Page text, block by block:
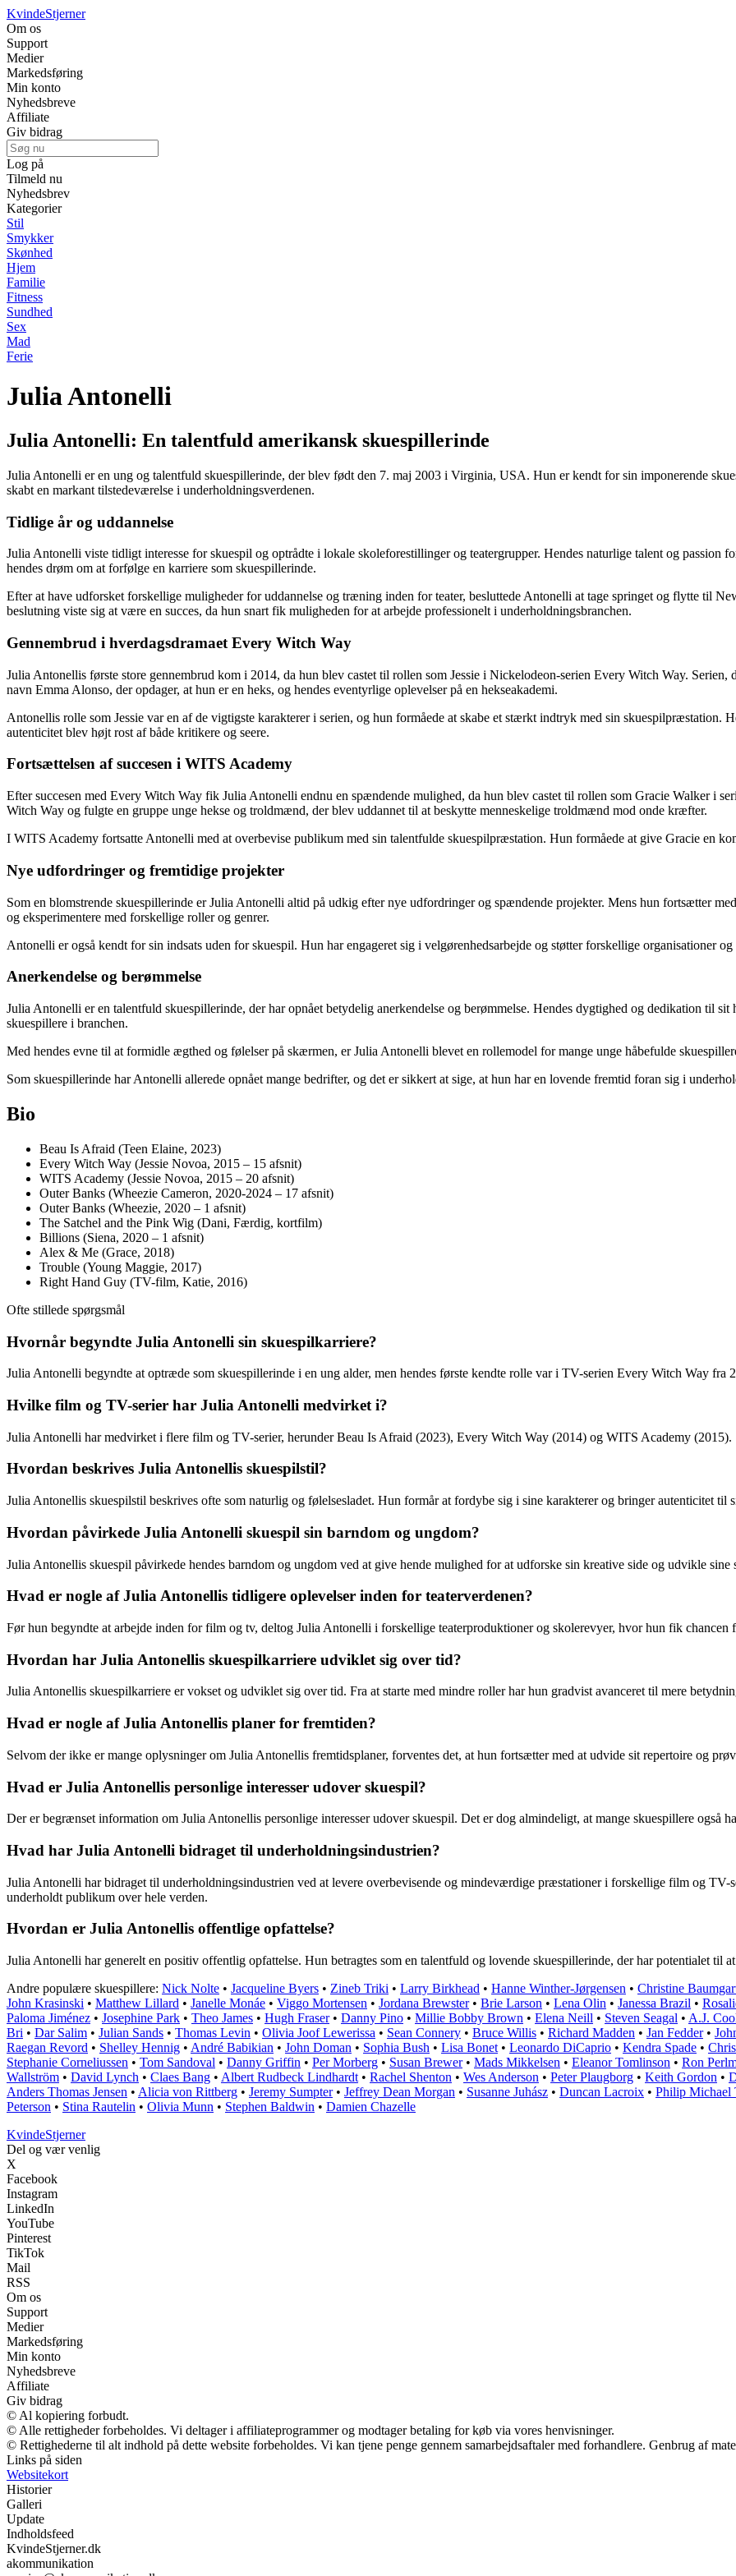
KvindeStjerner
Om os
Support
Medier
Markedsføring
Min konto
Nyhedsbreve
Affiliate
Giv bidrag
Log på
Tilmeld nu
Nyhedsbrev
Kategorier
Stil
Smykker
Skønhed
Hjem
Familie
Fitness
Sundhed
Sex
Mad
Ferie
Julia Antonelli
Julia Antonelli: En talentfuld amerikansk skuespillerinde
Julia Antonelli er en ung og talentfuld skuespillerinde, der blev født den 7. maj 2003 i Virginia, USA. Hun er kendt for sin imponerende
skabt en markant tilstedeværelse i underholdningsverdenen.
Tidlige år og uddannelse
Julia Antonelli viste tidligt interesse for skuespil og optrådte i lokale skoleforestillinger og teatergrupper. Hendes naturlige talent og passion
hendes drøm om at forfølge en karriere som skuespillerinde.
Efter at have udforsket forskellige muligheder for uddannelse og træning inden for teater, besluttede Antonelli at tage springet og flytte til
beslutning viste sig at være en succes, da hun snart fik muligheden for at arbejde professionelt i underholdningsbranchen.
Gennembrud i hverdagsdramaet Every Witch Way
Julia Antonellis første store gennembrud kom i 2014, da hun blev castet til rollen som Jessie i Nickelodeon-serien Every Witch Way. Serien,
navn Emma Alonso, der opdager, at hun er en heks, og hendes eventyrlige oplevelser på en hekseakademi.
Antonellis rolle som Jessie var en af de vigtigste karakterer i serien, og hun formåede at skabe et stærkt indtryk med sin skuespilpræstation.
autenticitet blev højt rost af både kritikere og seere.
Fortsættelsen af succesen i WITS Academy
Efter succesen med Every Witch Way fik Julia Antonelli endnu en spændende mulighed, da hun blev castet til rollen som Gracie Walker i
Witch Way og fulgte en gruppe unge hekse og troldmænd, der blev uddannet til at beskytte menneskelige troldmænd mod onde kræfter.
I WITS Academy fortsatte Antonelli med at overbevise publikum med sin talentfulde skuespilpræstation. Hun formåede at give Gracie en
Nye udfordringer og fremtidige projekter
Som en blomstrende skuespillerinde er Julia Antonelli altid på udkig efter nye udfordringer og spændende projekter. Mens hun fortsætter
og eksperimentere med forskellige roller og genrer.
Antonelli er også kendt for sin indsats uden for skuespil. Hun har engageret sig i velgørenhedsarbejde og støtter forskellige organisationer
Anerkendelse og berømmelse
Julia Antonelli er en talentfuld skuespillerinde, der har opnået betydelig anerkendelse og berømmelse. Hendes dygtighed og dedikation til
skuespillere i branchen.
Med hendes evne til at formidle ægthed og følelser på skærmen, er Julia Antonelli blevet en rollemodel for mange unge håbefulde
Som skuespillerinde har Antonelli allerede opnået mange bedrifter, og det er sikkert at sige, at hun har en lovende fremtid foran sig i
Bio
Beau Is Afraid (Teen Elaine, 2023)
Every Witch Way (Jessie Novoa, 2015 – 15 afsnit)
WITS Academy (Jessie Novoa, 2015 – 20 afsnit)
Outer Banks (Wheezie Cameron, 2020-2024 – 17 afsnit)
Outer Banks (Wheezie, 2020 – 1 afsnit)
The Satchel and the Pink Wig (Dani, Færdig, kortfilm)
Billions (Siena, 2020 – 1 afsnit)
Alex & Me (Grace, 2018)
Trouble (Young Maggie, 2017)
Right Hand Guy (TV-film, Katie, 2016)
Ofte stillede spørgsmål
Hvornår begyndte Julia Antonelli sin skuespilkarriere?
Julia Antonelli begyndte at optræde som skuespillerinde i en ung alder, men hendes første kendte rolle var i TV-serien Every Witch Way fra
Hvilke film og TV-serier har Julia Antonelli medvirket i?
Julia Antonelli har medvirket i flere film og TV-serier, herunder Beau Is Afraid (2023), Every Witch Way (2014) og WITS Academy (2015).
Hvordan beskrives Julia Antonellis skuespilstil?
Julia Antonellis skuespilstil beskrives ofte som naturlig og følelsesladet. Hun formår at fordybe sig i sine karakterer og bringer autenticitet til
Hvordan påvirkede Julia Antonelli skuespil sin barndom og ungdom?
Julia Antonellis skuespil påvirkede hendes barndom og ungdom ved at give hende mulighed for at udforske sin kreative side og udvikle sine
Hvad er nogle af Julia Antonellis tidligere oplevelser inden for teaterverdenen?
Før hun begyndte at arbejde inden for film og tv, deltog Julia Antonelli i forskellige teaterproduktioner og skolerevyer, hvor hun fik chancen
Hvordan har Julia Antonellis skuespilkarriere udviklet sig over tid?
Julia Antonellis skuespilkarriere er vokset og udviklet sig over tid. Fra at starte med mindre roller har hun gradvist avanceret til mere
Hvad er nogle af Julia Antonellis planer for fremtiden?
Selvom der ikke er mange oplysninger om Julia Antonellis fremtidsplaner, forventes det, at hun fortsætter med at udvide sit repertoire og
Hvad er Julia Antonellis personlige interesser udover skuespil?
Der er begrænset information om Julia Antonellis personlige interesser udover skuespil. Det er dog almindeligt, at mange skuespillere også
Hvad har Julia Antonelli bidraget til underholdningsindustrien?
Julia Antonelli har bidraget til underholdningsindustrien ved at levere overbevisende og mindeværdige præstationer i forskellige film og TV-
underholdt publikum over hele verden.
Hvordan er Julia Antonellis offentlige opfattelse?
Julia Antonelli har generelt en positiv offentlig opfattelse. Hun betragtes som en talentfuld og lovende skuespillerinde, der har potentialet til
Andre populære skuespillere: Nick Nolte • Jacqueline Byers • Zineb Triki • Larry Birkhead • Hanne Winther-Jørgensen • Christine
John Krasinski • Matthew Lillard • Janelle Monáe • Viggo Mortensen • Jordana Brewster• Brie Larson • Lena Olin • Janessa Brazil •
Paloma Jiménez • Josephine Park • Theo James • Hugh Fraser• Danny Pino • Millie Bobby Brown • Elena Neill • Steven Seagal • A.J.
Bri • Dar Salim • Julian Sands • Thomas Levin • Olivia Joof Lewerissa • Sean Connery • Bruce Willis • Richard Madden • Jan Fedder•
Raegan Revord • Shelley Hennig • André Babikian • John Doman • Sophia Bush • Lisa Bonet • Leonardo DiCaprio • Kendra Spade •
Stephanie Corneliussen • Tom Sandoval • Danny Griffin • Per Morberg • Susan Brewer• Mads Mikkelsen • Eleanor Tomlinson • Ron
Wallström • David Lynch • Claes Bang • Albert Rudbeck Lindhardt • Rachel Shenton • Wes Anderson • Peter Plaugborg • Keith Gordon •
Anders Thomas Jensen • Alicia von Rittberg • Jeremy Sumpter• Jeffrey Dean Morgan • Susanne Juhász • Duncan Lacroix • Philip Michael
Peterson • Stina Rautelin • Olivia Munn • Stephen Baldwin • Damien Chazelle
KvindeStjerner
Del og vær venlig
X
Facebook
Instagram
LinkedIn
YouTube
Pinterest
TikTok
Mail
RSS
Om os
Support
Medier
Markedsføring
Min konto
Nyhedsbreve
Affiliate
Giv bidrag
© Al kopiering forbudt.
© Alle rettigheder forbeholdes. Vi deltager i affiliateprogrammer og modtager betaling for køb via vores henvisninger.
© Rettighederne til alt indhold på dette website forbeholdes. Vi kan tjene penge gennem samarbejdsaftaler med forhandlere. Genbrug af
Links på siden
Websitekort
Historier
Galleri
Update
Indholdsfeed
KvindeStjerner.dk
akommunikation